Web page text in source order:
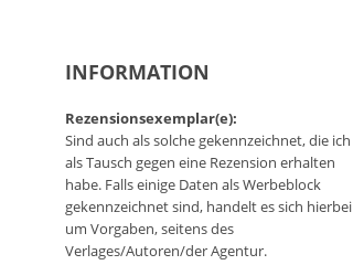
INFORMATION
Rezensionsexemplar(e):
Sind auch als solche gekennzeichnet, die ich
als Tausch gegen eine Rezension erhalten
habe. Falls einige Daten als Werbeblock
gekennzeichnet sind, handelt es sich hierbei
um Vorgaben, seitens des
Verlages/Autoren/der Agentur.